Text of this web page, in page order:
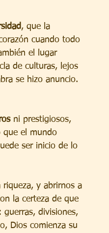
, que la
cuando todo
el lugar
de culturas, lejos
se hizo anuncio.
ni prestigiosos,
que el mundo
ser inicio de lo
riqueza, y abrirnos a
la certeza de que
guerras, divisiones,
Dios comienza su